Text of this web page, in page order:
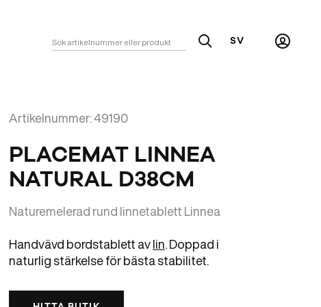
Sök SV
Mitt
Artikelnummer: 49190
PLACEMAT LINNEA
NATURAL D38CM
Naturemelerad rund linnetablett Linnea
Handvävd bordstablett avlin. Doppad i
naturlig stärkelse för bästa stabilitet.